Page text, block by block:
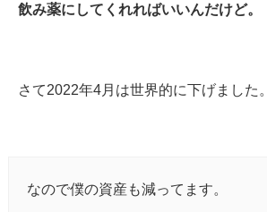
飲み薬にしてくれればいいんだけど。
さて2022年4月は世界的に下げました。
なので僕の資産も減ってます。